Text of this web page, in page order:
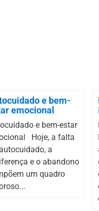
e bem-
emocional
e bem-estar
Hoje, a falta
a
e o abandono
um quadro